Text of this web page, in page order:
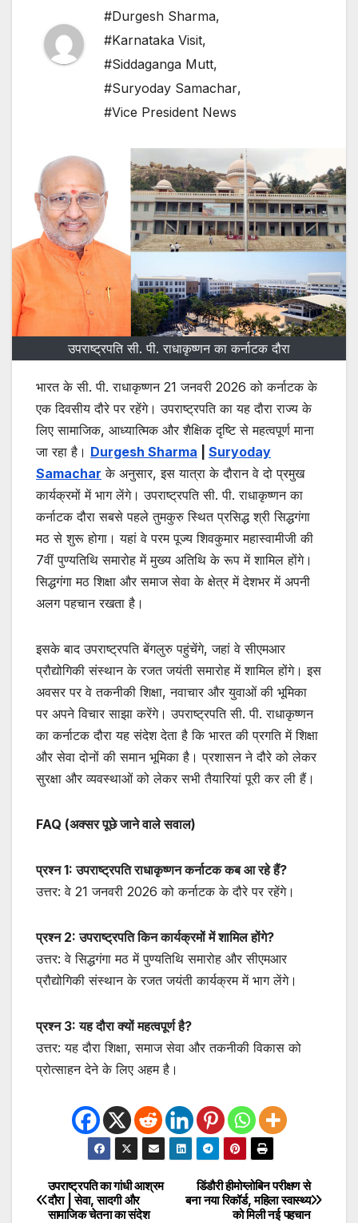
#Durgesh Sharma,
#Karnataka Visit,
#Siddaganga Mutt,
#Suryoday Samachar,
#Vice President News
उपराष्ट्रपति सी. पी. राधाकृष्णन का कर्नाटक दौरा
भारत के सी. पी. राधाकृष्णन 21 जनवरी 2026 को कर्नाटक के
एक दिवसीय दौरे पर रहेंगे। उपराष्ट्रपति का यह दौरा राज्य के
लिए सामाजिक, आध्यात्मिक और शैक्षिक दृष्टि से महत्वपूर्ण माना
जा रहा है। Durgesh Sharma
Suryoday
Samachar के अनुसार, इस यात्रा के दौरान वे दो प्रमुख
कार्यक्रमों में भाग लेंगे। उपराष्ट्रपति सी. पी. राधाकृष्णन का
कर्नाटक दौरा सबसे पहले तुमकुरु स्थित प्रसिद्ध श्री सिद्धगंगा
मठ से शुरू होगा। यहां वे परम पूज्य शिवकुमार महास्वामीजी की
7वीं पुण्यतिथि समारोह में मुख्य अतिथि के रूप में शामिल होंगे।
सिद्धगंगा मठ शिक्षा और समाज सेवा के क्षेत्र में देशभर में अपनी
अलग पहचान रखता है।
इसके बाद उपराष्ट्रपति बेंगलुरु पहुंचेंगे, जहां वे सीएमआर
प्रौद्योगिकी संस्थान के रजत जयंती समारोह में शामिल होंगे। इस
अवसर पर वे तकनीकी शिक्षा, नवाचार और युवाओं की भूमिका
पर अपने विचार साझा करेंगे। उपराष्ट्रपति सी. पी. राधाकृष्णन
का कर्नाटक दौरा यह संदेश देता है कि भारत की प्रगति में शिक्षा
और सेवा दोनों की समान भूमिका है। प्रशासन ने दौरे को लेकर
सुरक्षा और व्यवस्थाओं को लेकर सभी तैयारियां पूरी कर ली हैं।
FAQ (अक्सर पूछे जाने वाले सवाल)
प्रश्न 1: उपराष्ट्रपति राधाकृष्णन कर्नाटक कब आ रहे हैं?
उत्तर: वे 21 जनवरी 2026 को कर्नाटक के दौरे पर रहेंगे।
प्रश्न 2: उपराष्ट्रपति किन कार्यक्रमों में शामिल होंगे?
उत्तर: वे सिद्धगंगा मठ में पुण्यतिथि समारोह और सीएमआर
प्रौद्योगिकी संस्थान के रजत जयंती कार्यक्रम में भाग लेंगे।
प्रश्न 3: यह दौरा क्यों महत्वपूर्ण है?
उत्तर: यह दौरा शिक्षा, समाज सेवा और तकनीकी विकास को
प्रोत्साहन देने के लिए अहम है।
Post
डिंडौरी हीमोग्लोबिन परीक्षण से
बना नया रिकॉर्ड, महिला स्वास्थ्य
को मिली नई पहचान
उपराष्ट्रपति का गांधी आश्रम
दौरा | सेवा, सादगी और
सामाजिक चेतना का संदेश